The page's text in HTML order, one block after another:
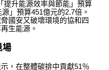
提升能源效率與節能」預算
」預算451億元的2.7倍。
國安又破壞環境的協和四
生能源。
場
，在整體碳排中貢獻51％